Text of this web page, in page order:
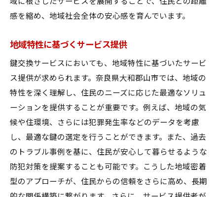
感を縮め、地域社会全体の安心感を育んでいます。
地域特性に基づくサービス提供
鍵交換サービスにおいても、地域特性に基づいたサービ
ス提供が求められます。奈良県大和郡山市では、地域の
特性を深く理解し、住民のニーズに応じた最適なソリュ
ーションを提供することが重要です。例えば、地域の気
候や住環境、さらには犯罪発生率などのデータを考慮
し、最適な鍵の選定を行うことができます。また、過去
のトラブル事例を基に、住民が安心して暮らせるような
防犯対策を提案することも可能です。こうした地域密着
型のアプローチが、住民からの信頼をさらに高め、長期